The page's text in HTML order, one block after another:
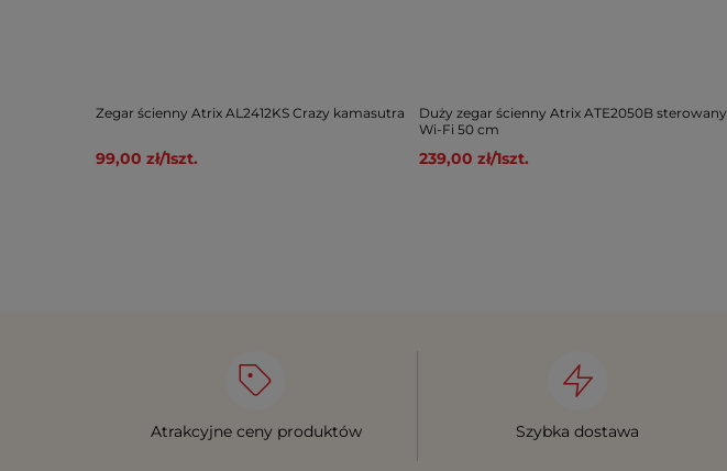
Zegar ścienny Atrix AL2412KS Crazy kamasutra
99,00 zł/1szt.
Duży zegar ścienny Atrix ATE2050B sterowany
Wi-Fi 50 cm
239,00 zł/1szt.
Atrakcyjne ceny produktów Szybka dostawa